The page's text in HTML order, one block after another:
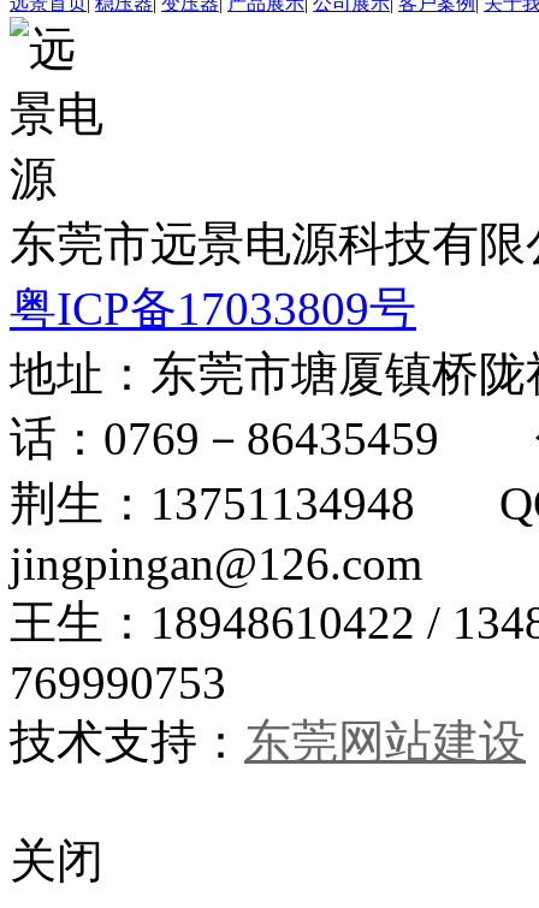
东莞市远景电源科技有
粤ICP备17033809号
地址：东莞市塘厦镇桥
话：0769－86435459
荆生：13751134948
jingpingan@126.com
王生：
769990753
技术支持： 东莞网站建设
关闭